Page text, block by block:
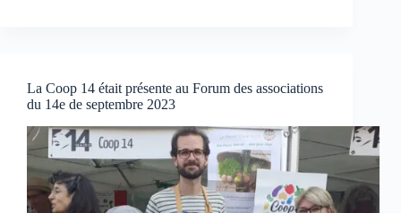
La Coop 14 était présente au Forum des associations
du 14e de septembre 2023